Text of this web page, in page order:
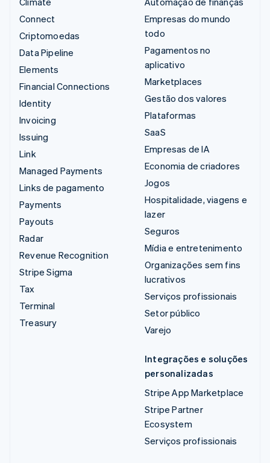
Connect
Criptomoedas
Data Pipeline
Elements
Financial Connections
Identity
Invoicing
Issuing
Link
Managed Payments
Links de pagamento
Payments
Payouts
Radar
Revenue Recognition
Stripe Sigma
Tax
Terminal
Treasury
Empresas do mundo
todo
Pagamentos no
aplicativo
Marketplaces
Gestão dos valores
Plataformas
SaaS
Empresas de IA
Economia de criadores
Jogos
Hospitalidade, viagens e
lazer
Seguros
Mídia e entretenimento
Organizações sem fins
lucrativos
Serviços profissionais
Setor público
Varejo
Integrações e soluções
personalizadas
Stripe App Marketplace
Stripe Partner
Ecosystem
Serviços profissionais